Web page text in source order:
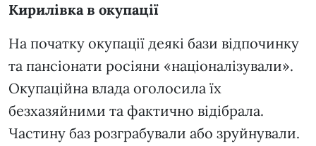
Кирилівка в окупації
На початку окупації деякі бази відпочинку
та пансіонати росіяни «націоналізували».
Окупаційна влада оголосила їх
безхазяйними та фактично відібрала.
Частину баз розграбували або зруйнували.